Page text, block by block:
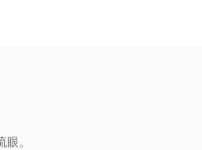
。